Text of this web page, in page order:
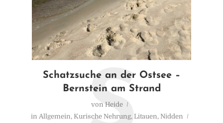
Schatzsuche an der Ostsee –
Bernstein am Strand
von Heide
in Allgemein, Kurische Nehrung, Litauen, Nidden